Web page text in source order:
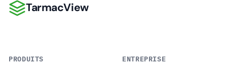
TarmacView
TarmacView
PRODUITS ENTREPRISE